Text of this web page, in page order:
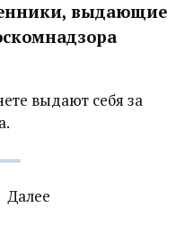
выдающие
выдают себя за
Далее